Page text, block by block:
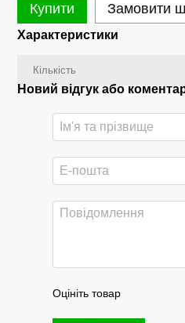
Купити Замовити
Характеристики
Кількість
Новий відгук або
Оцініть товар